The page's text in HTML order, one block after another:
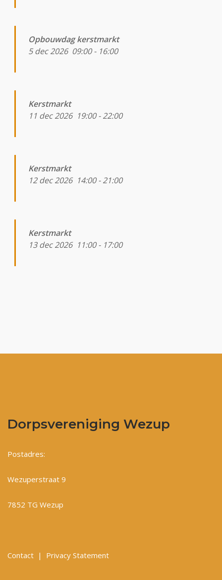
Opbouwdag kerstmarkt
5 dec 2026 09:00- 16:00
Kerstmarkt
11 dec 2026 19:00-22:00
Kerstmarkt
12 dec 2026 14:00-21:00
Kerstmarkt
13 dec 2026 11:00- 17:00
Dorpsvereniging Wezup
Postadres:
Wezuperstraat 9
7852 TG Wezup
Contact | Privacy Statement